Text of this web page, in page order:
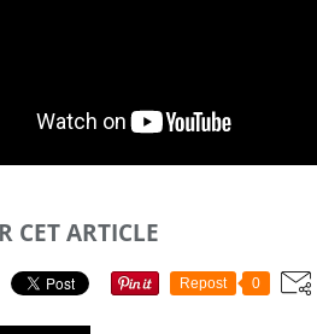
CET ARTICLE
Repost 0